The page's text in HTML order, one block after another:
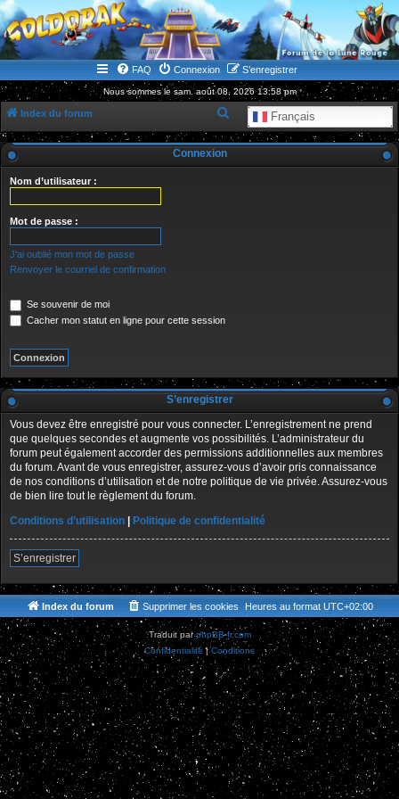
WWW.GOLDORAKGO.COM
le site de la Lune Rouge
FAQ Connexion S’enregistrer
Nous sommes le sam. août 08, 2026 13:58 pm
Index du forum Français
e
Connexion
Nom d’utilisateur :
Mot de passe :
J’ai oublié mon mot de passe
Renvoyer le courriel de confirmation
Se souvenir de moi
Cacher mon statut en ligne pour cette session
S’enregistrer
Vous devez être enregistré pour vous connecter. L’enregistrement ne prend
que quelques secondes et augmente vos possibilités. L’administrateur du
forum peut également accorder des permissions additionnelles aux membres
du forum. Avant de vous enregistrer, assurez-vous d’avoir pris connaissance
de nos conditions d’utilisation et de notre politique de vie privée. Assurez-vous
de bien lire tout le règlement du forum.
Conditions d’utilisation
Politique de confidentialité
S’enregistrer
Index du forum Heures au format UTC+02:00
Supprimer les cookies
Traduit parphpBB-fr.com
Confidentialité |Conditions